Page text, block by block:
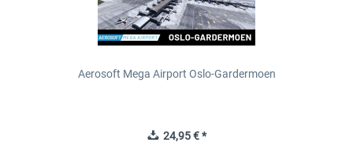
Aerosoft Mega Airport Oslo-Gardermoen
24,95 € *